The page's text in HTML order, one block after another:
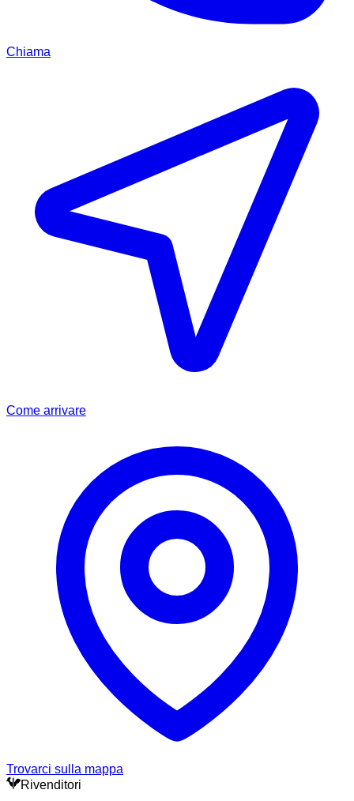
Chiama
Come arrivare
Trovarci sulla mappa
Rivenditori